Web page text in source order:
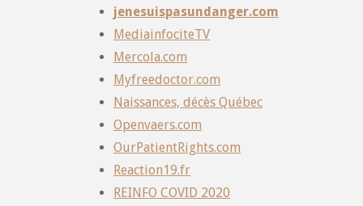
jenesuispasundanger.com
MediainfociteTV
Mercola.com
Myfreedoctor.com
Naissances, décès Québec
Openvaers.com
OurPatientRights.com
Reaction19.fr
REINFO COVID 2020